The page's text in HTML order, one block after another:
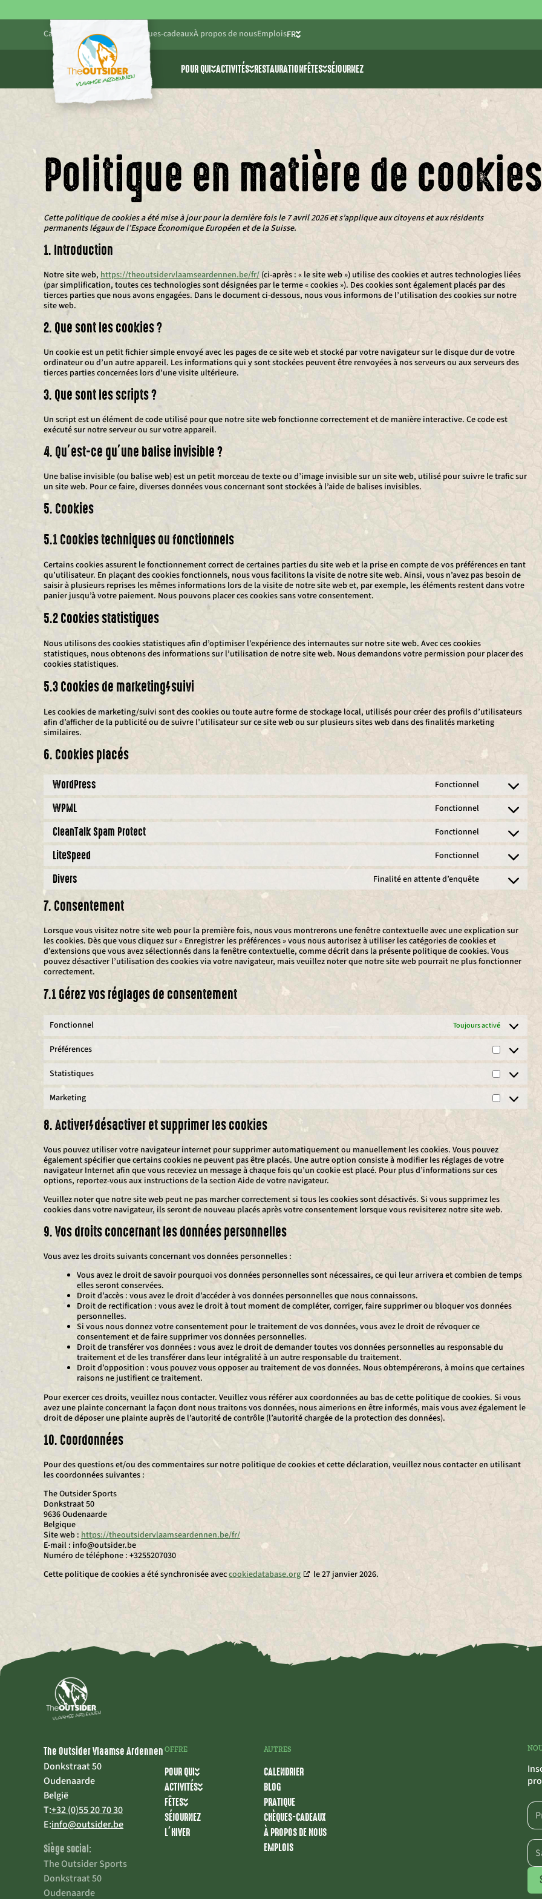
Calendrier BlogPratique Chèques-cadeauxÀ propos de nousEmploisFR
NL
EN
POUR QUI
Amis et famille
ACTIVITÉS
Toutes les activités
Cablepark >> ski nautique
RESTAURATIONFÊTES
Enterrements de vie de
Communion/fête de printemps
Salles de fêtes
SÉJOURNEZ
Politique en matière de cookies
Cette politique de cookies a été mise à jour pour la dernière fois le 7 avril 2026 et s’applique aux citoyens et aux résidents
permanents légaux de l’Espace Économique Européen et de la Suisse.
1. Introduction
Notre site web, https://theoutsidervlaamseardennen.be/fr/ (ci-après : « le site web ») utilise des cookies et autres technologies liées
(par simplification, toutes ces technologies sont désignées par le terme « cookies »). Des cookies sont également placés par des
tierces parties que nous avons engagées. Dans le document ci-dessous, nous vous informons de l’utilisation des cookies sur notre
site web.
2. Que sont les cookies ?
Un cookie est un petit fichier simple envoyé avec les pages de ce site web et stocké par votre navigateur sur le disque dur de votre
ordinateur ou d’un autre appareil. Les informations qui y sont stockées peuvent être renvoyées à nos serveurs ou aux serveurs des
tierces parties concernées lors d’une visite ultérieure.
3. Que sont les scripts ?
Un script est un élément de code utilisé pour que notre site web fonctionne correctement et de manière interactive. Ce code est
exécuté sur notre serveur ou sur votre appareil.
4. Qu’est-ce qu’une balise invisible ?
Une balise invisible (ou balise web) est un petit morceau de texte ou d’image invisible sur un site web, utilisé pour suivre le trafic sur
un site web. Pour ce faire, diverses données vous concernant sont stockées à l’aide de balises invisibles.
5. Cookies
5.1 Cookies techniques ou fonctionnels
Certains cookies assurent le fonctionnement correct de certaines parties du site web et la prise en compte de vos préférences en tant
qu’utilisateur. En plaçant des cookies fonctionnels, nous vous facilitons la visite de notre site web. Ainsi, vous n’avez pas besoin de
saisir à plusieurs reprises les mêmes informations lors de la visite de notre site web et, par exemple, les éléments restent dans votre
panier jusqu’à votre paiement. Nous pouvons placer ces cookies sans votre consentement.
5.2 Cookies statistiques
Nous utilisons des cookies statistiques afin d’optimiser l’expérience des internautes sur notre site web. Avec ces cookies
statistiques, nous obtenons des informations sur l’utilisation de notre site web. Nous demandons votre permission pour placer des
cookies statistiques.
5.3 Cookies de marketing/suivi
Les cookies de marketing/suivi sont des cookies ou toute autre forme de stockage local, utilisés pour créer des profils d’utilisateurs
afin d’afficher de la publicité ou de suivre l’utilisateur sur ce site web ou sur plusieurs sites web dans des finalités marketing
similaires.
6. Cookies placés
WordPress Fonctionnel
Consent
to
service
wordpress
WPML Fonctionnel
Consent
service
wpml
CleanTalk Spam Protect Fonctionnel
Consent
to
service
cleantalk-
spam-
protect
LiteSpeed Fonctionnel
Consent
to
service
litespeed
Divers Finalité en attente d’enquête
Consent
divers
7. Consentement
Lorsque vous visitez notre site web pour la première fois, nous vous montrerons une fenêtre contextuelle avec une explication sur
les cookies. Dès que vous cliquez sur « Enregistrer les préférences » vous nous autorisez à utiliser les catégories de cookies et
d’extensions que vous avez sélectionnés dans la fenêtre contextuelle, comme décrit dans la présente politique de cookies. Vous
pouvez désactiver l’utilisation des cookies via votre navigateur, mais veuillez noter que notre site web pourrait ne plus fonctionner
correctement.
7.1 Gérez vos réglages de consentement
Fonctionnel Toujours activé
Préférences
Préférences
Statistiques
Marketing
Marketing
8. Activer/désactiver et supprimer les cookies
Vous pouvez utiliser votre navigateur internet pour supprimer automatiquement ou manuellement les cookies. Vous pouvez
également spécifier que certains cookies ne peuvent pas être placés. Une autre option consiste à modifier les réglages de votre
navigateur Internet afin que vous receviez un message à chaque fois qu’un cookie est placé. Pour plus d’informations sur ces
options, reportez-vous aux instructions de la section Aide de votre navigateur.
Veuillez noter que notre site web peut ne pas marcher correctement si tous les cookies sont désactivés. Si vous supprimez les
cookies dans votre navigateur, ils seront de nouveau placés après votre consentement lorsque vous revisiterez notre site web.
9. Vos droits concernant les données personnelles
Vous avez les droits suivants concernant vos données personnelles :
Vous avez le droit de savoir pourquoi vos données personnelles sont nécessaires, ce qui leur arrivera et combien de temps
elles seront conservées.
Droit d’accès : vous avez le droit d’accéder à vos données personnelles que nous connaissons.
Droit de rectification : vous avez le droit à tout moment de compléter, corriger, faire supprimer ou bloquer vos données
personnelles.
Si vous nous donnez votre consentement pour le traitement de vos données, vous avez le droit de révoquer ce
consentement et de faire supprimer vos données personnelles.
Droit de transférer vos données : vous avez le droit de demander toutes vos données personnelles au responsable du
traitement et de les transférer dans leur intégralité à un autre responsable du traitement.
Droit d’opposition : vous pouvez vous opposer au traitement de vos données. Nous obtempérerons, à moins que certaines
raisons ne justifient ce traitement.
Pour exercer ces droits, veuillez nous contacter. Veuillez vous référer aux coordonnées au bas de cette politique de cookies. Si vous
avez une plainte concernant la façon dont nous traitons vos données, nous aimerions en être informés, mais vous avez également le
droit de déposer une plainte auprès de l’autorité de contrôle (l’autorité chargée de la protection des données).
10. Coordonnées
Pour des questions et/ou des commentaires sur notre politique de cookies et cette déclaration, veuillez nous contacter en utilisant
les coordonnées suivantes :
The Outsider Sports
Donkstraat 50
9636 Oudenaarde
Belgique
Site web : https://theoutsidervlaamseardennen.be/fr/
E-mail : info@outsider.be
Numéro de téléphone : +3255207030
Cette politique de cookies a été synchronisée aveccookiedatabase.org le 27 janvier 2026.
The Outsider Vlaamse Ardennen
Donkstraat 50
Oudenaarde
België
T:+32 (0)55 20 70 30
E:info@outsider.be
Siège social:
The Outsider Sports
Donkstraat 50
Oudenaarde
OFFRE
POUR QUI
ACTIVITÉS
FÊTES
SÉJOURNEZ
L’HIVER
AUTRES
CALENDRIER
BLOG
PRATIQUE
CHÈQUES-CADEAUX
À PROPOS DE NOUS
EMPLOIS